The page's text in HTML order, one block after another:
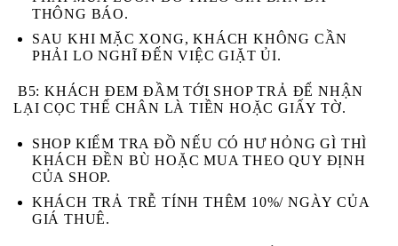
THÔNG BÁO.
SAU KHI MẶC XONG, KHÁCH KHÔNG CẦN
PHẢI LO NGHĨ ĐẾN VIỆC GIẶT ỦI.
B5: KHÁCH ĐEM ĐẦM TỚI SHOP TRẢ ĐỂ NHẬN
LẠI CỌC THẾ CHÂN LÀ TIỀN HOẶC GIẤY TỜ.
SHOP KIỂM TRA ĐỒ NẾU CÓ HƯ HỎNG GÌ THÌ
KHÁCH ĐỀN BÙ HOẶC MUA THEO QUY ĐỊNH
CỦA SHOP.
KHÁCH TRẢ TRỄ TÍNH THÊM 10%/ NGÀY CỦA
GIÁ THUÊ.